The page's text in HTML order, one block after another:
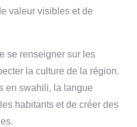
valeur visibles et de
se renseigner sur les
la culture de la région.
en swahili, la langue
habitants et de créer des